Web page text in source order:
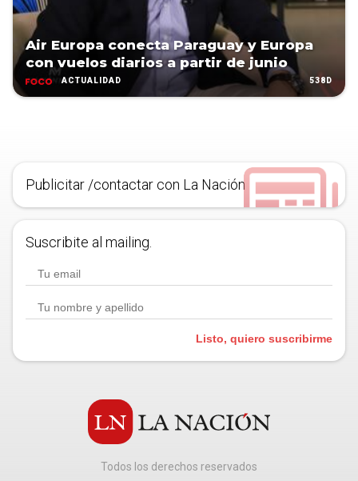
Air Europa conecta Paraguay y Europa
con vuelos diarios a partir de junio
ACTUALIDAD 538D
Publicitar /contactar con La Nación
Suscribite al mailing.
Listo, quiero suscribirme
Todos los derechos reservados